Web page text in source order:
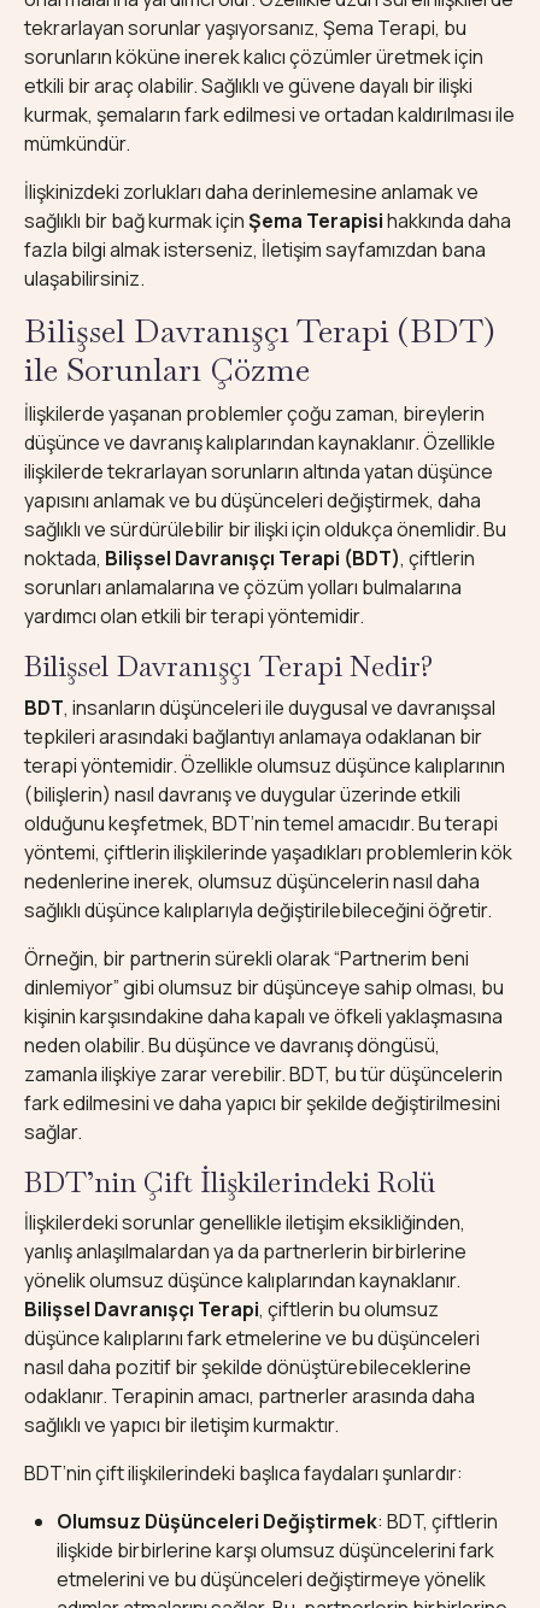
tekrarlayan sorunlar yaşıyorsanız, Şema Terapi, bu
sorunların köküne inerek kalıcı çözümler üretmek için
etkili bir araç olabilir. Sağlıklı ve güvene dayalı bir ilişki
kurmak, şemaların fark edilmesi ve ortadan kaldırılması ile
mümkündür.
İlişkinizdeki zorlukları daha derinlemesine anlamak ve
sağlıklı bir bağ kurmak içinŞema Terapisihakkında daha
fazla bilgi almak isterseniz, İletişimsayfamızdan bana
ulaşabilirsiniz.
Bilişsel Davranışçı Terapi (BDT)
ile Sorunları Çözme
İlişkilerde yaşanan problemler çoğu zaman, bireylerin
düşünce ve davranış kalıplarından kaynaklanır. Özellikle
ilişkilerde tekrarlayan sorunların altında yatan düşünce
yapısını anlamak ve bu düşünceleri değiştirmek, daha
sağlıklı ve sürdürülebilir bir ilişki için oldukça önemlidir. Bu
noktada, Bilişsel Davranışçı Terapi (BDT), çiftlerin
sorunları anlamalarına ve çözüm yolları bulmalarına
yardımcı olan etkili bir terapi yöntemidir.
Bilişsel Davranışçı Terapi Nedir?
BDT, insanların düşünceleri ile duygusal ve davranışsal
tepkileri arasındaki bağlantıyı anlamaya odaklanan bir
terapi yöntemidir. Özellikle olumsuz düşünce kalıplarının
(bilişlerin) nasıl davranış ve duygular üzerinde etkili
olduğunu keşfetmek, BDT’nin temel amacıdır. Bu terapi
yöntemi, çiftlerin ilişkilerinde yaşadıkları problemlerin kök
nedenlerine inerek, olumsuz düşüncelerin nasıl daha
sağlıklı düşünce kalıplarıyla değiştirilebileceğini öğretir.
Örneğin, bir partnerin sürekli olarak “Partnerim beni
dinlemiyor” gibi olumsuz bir düşünceye sahip olması, bu
kişinin karşısındakine daha kapalı ve öfkeli yaklaşmasına
neden olabilir. Bu düşünce ve davranış döngüsü,
zamanla ilişkiye zarar verebilir. BDT, bu tür düşüncelerin
fark edilmesini ve daha yapıcı bir şekilde değiştirilmesini
sağlar.
BDT’nin Çift İlişkilerindeki Rolü
İlişkilerdeki sorunlar genellikle iletişim eksikliğinden,
yanlış anlaşılmalardan ya da partnerlerin birbirlerine
yönelik olumsuz düşünce kalıplarından kaynaklanır.
Bilişsel Davranışçı Terapi, çiftlerin bu olumsuz
düşünce kalıplarını fark etmelerine ve bu düşünceleri
nasıl daha pozitif bir şekilde dönüştürebileceklerine
odaklanır. Terapinin amacı, partnerler arasında daha
sağlıklı ve yapıcı bir iletişim kurmaktır.
BDT’nin çift ilişkilerindeki başlıca faydaları şunlardır:
Olumsuz Düşünceleri Değiştirmek: BDT, çiftlerin
ilişkide birbirlerine karşı olumsuz düşüncelerini fark
etmelerini ve bu düşünceleri değiştirmeye yönelik